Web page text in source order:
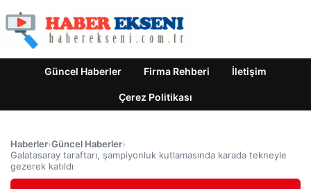
Güncel Haberler Firma Rehberi İletişim
Çerez Politikası
Haberler›Güncel Haberler›
Galatasaray taraftarı, şampiyonluk kutlamasında karada tekneyle
gezerek katıldı